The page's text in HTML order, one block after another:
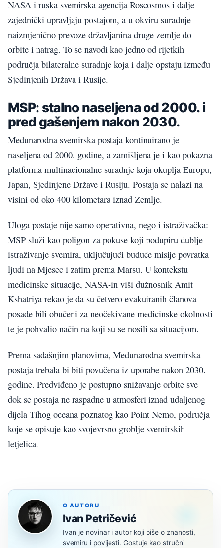
NASA i ruska svemirska agencija Roscosmos i dalje
zajednički upravljaju postajom, a u okviru suradnje
naizmjenično prevoze državljanina druge zemlje do
orbite i natrag. To se navodi kao jedno od rijetkih
područja bilateralne suradnje koja i dalje opstaju između
Sjedinjenih Država i Rusije.
MSP: stalno naseljena od 2000. i
pred gašenjem nakon 2030.
Međunarodna svemirska postaja kontinuirano je
naseljena od 2000. godine, a zamišljena je i kao pokazna
platforma multinacionalne suradnje koja okuplja Europu,
Japan, Sjedinjene Države i Rusiju. Postaja se nalazi na
visini od oko 400 kilometara iznad Zemlje.
Uloga postaje nije samo operativna, nego i istraživačka:
MSP služi kao poligon za pokuse koji podupiru dublje
istraživanje svemira, uključujući buduće misije povratka
ljudi na Mjesec i zatim prema Marsu. U kontekstu
medicinske situacije, NASA-in viši dužnosnik Amit
Kshatriya rekao je da su četvero evakuiranih članova
posade bili obučeni za neočekivane medicinske okolnosti
te je pohvalio način na koji su se nosili sa situacijom.
Prema sadašnjim planovima, Međunarodna svemirska
postaja trebala bi biti povučena iz uporabe nakon 2030.
godine. Predviđeno je postupno snižavanje orbite sve
dok se postaja ne raspadne u atmosferi iznad udaljenog
dijela Tihog oceana poznatog kao Point Nemo, područja
koje se opisuje kao svojevrsno groblje svemirskih
letjelica.
O AUTORU
Ivan Petričević
Ivan je novinar i autor koji piše o znanosti,
svemiru i povijesti. Gostuje kao stručni